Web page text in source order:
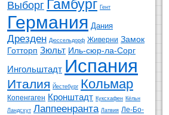
Выборг Гамбург Гент
Германия Дания
Дрезден Дюссельдорф Живерни Замок
Готторп Зюльт Иль-сюр-ла-Сорг
Ингольштадт Испания
Италия Йестебург Кольмар
Копенгаген Кронштадт Куксхафен Кёльн
Ландсхут Лаппеенранта Латвия Ле-Бо-